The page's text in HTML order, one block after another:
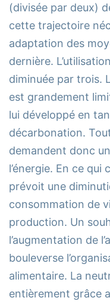
(divisée par deux)
cette trajectoire
adaptation des
dernière.
diminuée par trois.
est grandement
lui développé en
décarbonation.
demandent donc
l’énergie. En ce qui
prévoit une
consommation de
production. Un
l’augmentation de
bouleverse
alimentaire. La
entièrement grâce